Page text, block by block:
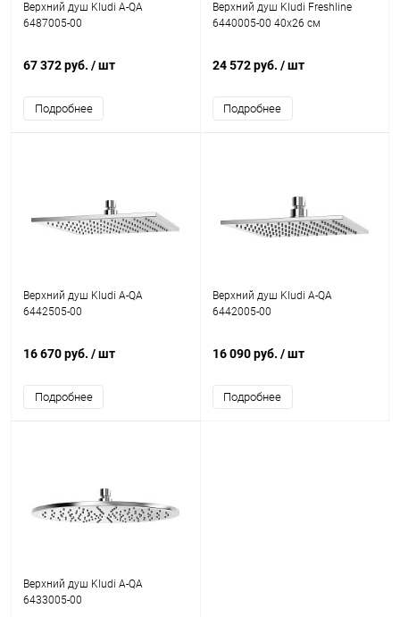
Верхний душ Kludi A-QA
6487005-00
67 372 руб. / шт
Подробнее
Верхний душ Kludi Freshline
6440005-00 40х26 см
24 572 руб. / шт
Подробнее
Верхний душ Kludi A-QA
6442505-00
16 670 руб. / шт
Подробнее
Верхний душ Kludi A-QA
6442005-00
16 090 руб. / шт
Подробнее
Верхний душ Kludi A-QA
6433005-00